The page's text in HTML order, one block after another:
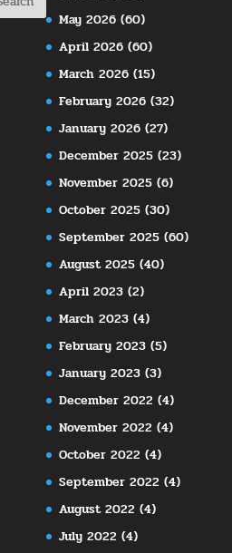
May 2026 (60)
April 2026 (60)
March 2026 (15)
February 2026 (32)
January 2026 (27)
December 2025 (23)
November 2025 (6)
October 2025 (30)
September 2025 (60)
August 2025 (40)
April 2023 (2)
March 2023 (4)
February 2023 (5)
January 2023 (3)
December 2022 (4)
November 2022 (4)
October 2022 (4)
September 2022 (4)
August 2022 (4)
July 2022 (4)